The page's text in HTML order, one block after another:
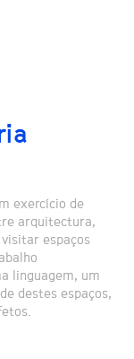
exercício de
arquitectura,
espaços
linguagem, um
destes espaços,